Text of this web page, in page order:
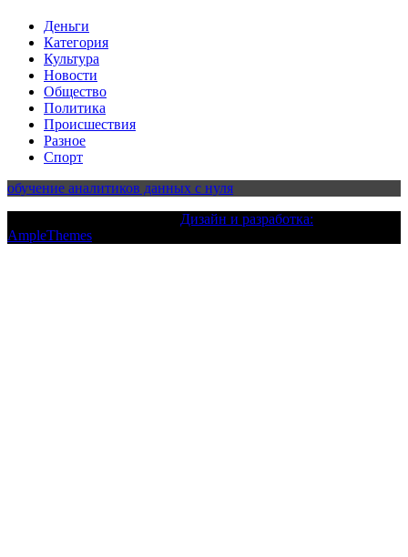
Деньги
Категория
Культура
Новости
Общество
Политика
Происшествия
Разное
Спорт
обучение аналитиков данных с нуля
Дизайн и разработка:
AmpleThemes